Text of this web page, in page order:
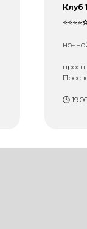
Клуб
⭐⭐⭐⭐
🕓